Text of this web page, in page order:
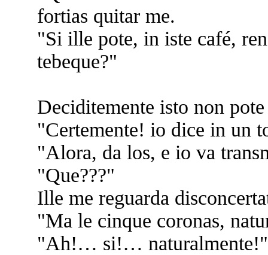
fortias quitar me.
"Si ille pote, in iste café,
tebeque?"
Deciditemente isto non
"Certemente! io dice in un
"Alora, da los, e io va
"Que???"
Ille me reguarda
"Ma le cinque coronas,
"Ah!… si!… naturalmente!"